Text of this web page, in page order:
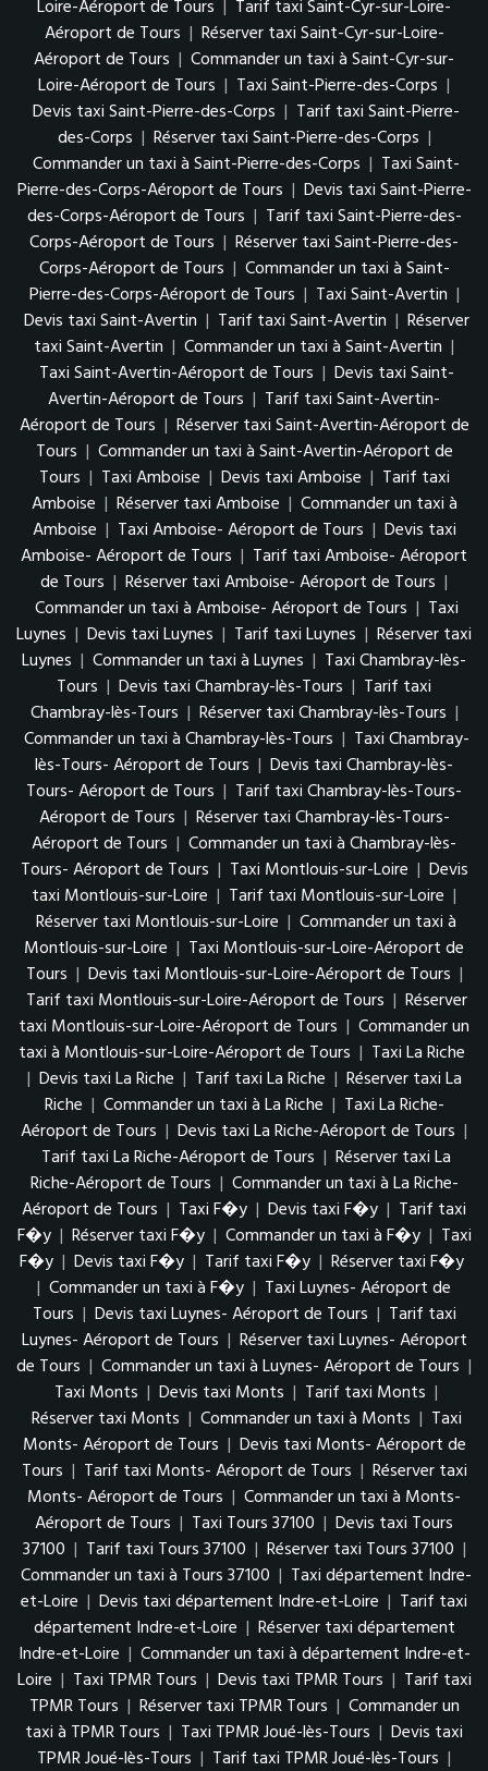
Loire-Aéroport de Tours | Tarif taxi Saint-Cyr-sur-Loire-
Aéroport de Tours | Réserver taxi Saint-Cyr-sur-Loire-
Aéroport de Tours | Commander un taxi à Saint-Cyr-sur-
Loire-Aéroport de Tours | Taxi Saint-Pierre-des-Corps |
Devis taxi Saint-Pierre-des-Corps | Tarif taxi Saint-Pierre-
des-Corps | Réserver taxi Saint-Pierre-des-Corps |
Commander un taxi à Saint-Pierre-des-Corps | Taxi Saint-
Pierre-des-Corps-Aéroport de Tours | Devis taxi Saint-Pierre-
des-Corps-Aéroport de Tours | Tarif taxi Saint-Pierre-des-
Corps-Aéroport de Tours | Réserver taxi Saint-Pierre-des-
Corps-Aéroport de Tours | Commander un taxi à Saint-
Pierre-des-Corps-Aéroport de Tours | Taxi Saint-Avertin |
Devis taxi Saint-Avertin | Tarif taxi Saint-Avertin | Réserver
taxi Saint-Avertin | Commander un taxi à Saint-Avertin |
Taxi Saint-Avertin-Aéroport de Tours | Devis taxi Saint-
Avertin-Aéroport de Tours | Tarif taxi Saint-Avertin-
Aéroport de Tours | Réserver taxi Saint-Avertin-Aéroport de
Tours | Commander un taxi à Saint-Avertin-Aéroport de
Tours | Taxi Amboise | Devis taxi Amboise | Tarif taxi
Amboise | Réserver taxi Amboise | Commander un taxi à
Amboise | Taxi Amboise- Aéroport de Tours | Devis taxi
Amboise- Aéroport de Tours | Tarif taxi Amboise- Aéroport
de Tours | Réserver taxi Amboise- Aéroport de Tours |
Commander un taxi à Amboise- Aéroport de Tours | Taxi
Luynes | Devis taxi Luynes | Tarif taxi Luynes | Réserver taxi
Luynes | Commander un taxi à Luynes | Taxi Chambray-lès-
Tours | Devis taxi Chambray-lès-Tours | Tarif taxi
Chambray-lès-Tours | Réserver taxi Chambray-lès-Tours |
Commander un taxi à Chambray-lès-Tours | Taxi Chambray-
lès-Tours- Aéroport de Tours | Devis taxi Chambray-lès-
Tours- Aéroport de Tours | Tarif taxi Chambray-lès-Tours-
Aéroport de Tours | Réserver taxi Chambray-lès-Tours-
Aéroport de Tours | Commander un taxi à Chambray-lès-
Tours- Aéroport de Tours | Taxi Montlouis-sur-Loire | Devis
taxi Montlouis-sur-Loire | Tarif taxi Montlouis-sur-Loire |
Réserver taxi Montlouis-sur-Loire | Commander un taxi à
Montlouis-sur-Loire | Taxi Montlouis-sur-Loire-Aéroport de
Tours | Devis taxi Montlouis-sur-Loire-Aéroport de Tours |
Tarif taxi Montlouis-sur-Loire-Aéroport de Tours | Réserver
taxi Montlouis-sur-Loire-Aéroport de Tours | Commander un
taxi à Montlouis-sur-Loire-Aéroport de Tours | Taxi La Riche
| Devis taxi La Riche | Tarif taxi La Riche | Réserver taxi La
Riche | Commander un taxi à La Riche | Taxi La Riche-
Aéroport de Tours | Devis taxi La Riche-Aéroport de Tours |
Tarif taxi La Riche-Aéroport de Tours | Réserver taxi La
Riche-Aéroport de Tours | Commander un taxi à La Riche-
Aéroport de Tours | Taxi F�y | Devis taxi F�y | Tarif taxi
F�y | Réserver taxi F�y | Commander un taxi à F�y | Taxi
F�y | Devis taxi F�y | Tarif taxi F�y | Réserver taxi F�y
| Commander un taxi à F�y | Taxi Luynes- Aéroport de
Tours | Devis taxi Luynes- Aéroport de Tours | Tarif taxi
Luynes- Aéroport de Tours | Réserver taxi Luynes- Aéroport
de Tours | Commander un taxi à Luynes- Aéroport de Tours |
Taxi Monts | Devis taxi Monts | Tarif taxi Monts |
Réserver taxi Monts | Commander un taxi à Monts | Taxi
Monts- Aéroport de Tours | Devis taxi Monts- Aéroport de
Tours | Tarif taxi Monts- Aéroport de Tours | Réserver taxi
Monts- Aéroport de Tours | Commander un taxi à Monts-
Aéroport de Tours | Taxi Tours 37100 | Devis taxi Tours
37100 | Tarif taxi Tours 37100 | Réserver taxi Tours 37100 |
Commander un taxi à Tours 37100 | Taxi département Indre-
et-Loire | Devis taxi département Indre-et-Loire | Tarif taxi
département Indre-et-Loire | Réserver taxi département
Indre-et-Loire | Commander un taxi à département Indre-et-
Loire | Taxi TPMR Tours | Devis taxi TPMR Tours | Tarif taxi
TPMR Tours | Réserver taxi TPMR Tours | Commander un
taxi à TPMR Tours | Taxi TPMR Joué-lès-Tours | Devis taxi
TPMR Joué-lès-Tours | Tarif taxi TPMR Joué-lès-Tours |